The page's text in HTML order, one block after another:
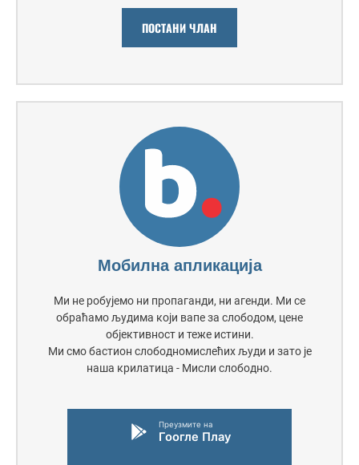
ПОСТАНИ ЧЛАН
Мобилна апликација
Ми не робујемо ни пропаганди, ни агенди. Ми се
обраћамо људима који вапе за слободом, цене
објективност и теже истини.
Ми смо бастион слободномислећих људи и зато је
наша крилатица - Мисли слободно.
Преузмите на
Гоогле Плаy